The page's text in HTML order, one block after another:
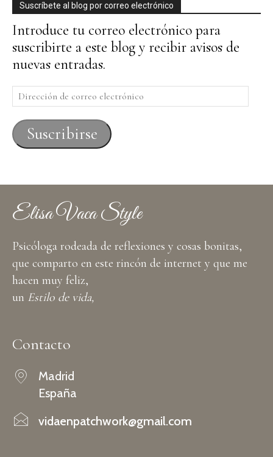
Suscríbete al blog por correo electrónico
Introduce tu correo electrónico para
suscribirte a este blog y recibir avisos de
nuevas entradas.
Dirección
de
correo
electrónico
Suscribirse
Elisa Vaca Style
Psicóloga rodeada de reflexiones y cosas bonitas,
que comparto en este rincón de internet y que me
hacen muy feliz,
un Estilo de vida,
Contacto
Madrid
España
vidaenpatchwork@gmail.com